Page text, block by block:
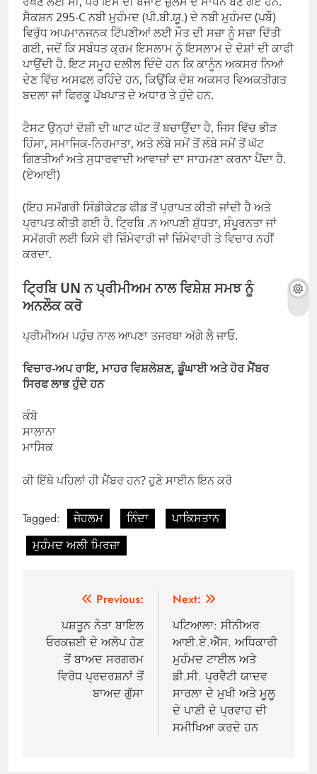
ਸੈਕਸ਼ਨ 295-C ਨਬੀ ਮੁਹੰਮਦ (ਪੀ.ਬੀ.ਯੂ.) ਦੇ ਨਬੀ ਮੁਹੰਮਦ (ਪਬੌ)
ਵਿਰੁੱਧ ਅਪਮਾਨਜਨਕ ਟਿੱਪਣੀਆਂ ਲਈ ਮੌਤ ਦੀ ਸਜ਼ਾ ਨੂੰ ਸਜ਼ਾ ਦਿੱਤੀ
ਗਈ, ਜਦੋਂ ਕਿ ਸਬੰਧਤ ਕ੍ਰਮ ਇਸਲਾਮ ਨੂੰ ਇਸਲਾਮ ਦੇ ਦੋਸ਼ਾਂ ਦੀ ਕਾਫੀ
ਪਾਉਂਦੀ ਹੈ. ਇਟ ਸਮੂਹ ਦਲੀਲ ਦਿੰਦੇ ਹਨ ਕਿ ਕਾਨੂੰਨ ਅਕਸਰ ਨਿਆਂ
ਦੇਣ ਵਿੱਚ ਅਸਫਲ ਰਹਿੰਦੇ ਹਨ, ਕਿਉਂਕਿ ਦੋਸ਼ ਅਕਸਰ ਵਿਅਕਤੀਗਤ
ਬਦਲਾ ਜਾਂ ਫਿਰਕੂ ਪੱਖਪਾਤ ਦੇ ਅਧਾਰ ਤੇ ਹੁੰਦੇ ਹਨ.
ਟੈਸਟ ਉਨ੍ਹਾਂ ਦੋਸ਼ੀ ਦੀ ਘਾਟ ਘੱਟ ਤੋਂ ਬਚਾਉਂਦਾ ਹੈ, ਜਿਸ ਵਿੱਚ ਭੀੜ
ਹਿੰਸਾ, ਸਮਾਜਿਕ-ਨਿਰਮਾਤਾ, ਅਤੇ ਲੰਬੇ ਸਮੇਂ ਤੋਂ ਲੰਬੇ ਸਮੇਂ ਤੋਂ ਘੱਟ
ਗਿਣਤੀਆਂ ਅਤੇ ਸੁਧਾਰਵਾਦੀ ਆਵਾਜ਼ਾਂ ਦਾ ਸਾਹਮਣਾ ਕਰਨਾ ਪੈਂਦਾ ਹੈ.
(ਏਆਈ)
(ਇਹ ਸਮੱਗਰੀ ਸਿੰਡੀਕੇਟਡ ਫੀਡ ਤੋਂ ਪ੍ਰਾਪਤ ਕੀਤੀ ਜਾਂਦੀ ਹੈ ਅਤੇ
ਪ੍ਰਾਪਤ ਕੀਤੀ ਗਈ ਹੈ. ਟ੍ਰਿਬਿ .ਨ ਆਪਣੀ ਸ਼ੁੱਧਤਾ, ਸੰਪੂਰਨਤਾ ਜਾਂ
ਸਮੱਗਰੀ ਲਈ ਕਿਸੇ ਵੀ ਜ਼ਿੰਮੇਵਾਰੀ ਜਾਂ ਜ਼ਿੰਮੇਵਾਰੀ ਤੇ ਵਿਚਾਰ ਨਹੀਂ
ਕਰਦਾ.
ਟ੍ਰਿਬਿ UN ਨ ਪ੍ਰੀਮੀਅਮ ਨਾਲ ਵਿਸ਼ੇਸ਼ ਸਮਝ ਨੂੰ
ਅਨਲੌਕ ਕਰੋ
ਪ੍ਰੀਮੀਅਮ ਪਹੁੰਚ ਨਾਲ ਆਪਣਾ ਤਜਰਬਾ ਅੱਗੇ ਲੈ ਜਾਓ.
ਵਿਚਾਰ-ਅਪ ਰਾਇ, ਮਾਹਰ ਵਿਸ਼ਲੇਸ਼ਣ, ਡੂੰਘਾਈ ਅਤੇ ਹੋਰ ਮੈਂਬਰ
ਸਿਰਫ ਲਾਭ ਹੁੰਦੇ ਹਨ
ਕੰਬੋ
ਸਾਲਾਨਾ
ਮਾਸਿਕ
ਕੀ ਇੱਥੇ ਪਹਿਲਾਂ ਹੀ ਮੈਂਬਰ ਹਨ? ਹੁਣੇ ਸਾਈਨ ਇਨ ਕਰੋ
Tagged: ਜੇਹਲਮ ਨਿੰਦਾ
ਪਾਕਿਸਤਾਨ
ਮੁਹੰਮਦ ਅਲੀ ਮਿਰਜ਼ਾ
navigation
Previous:
ਪਸ਼ਤੂਨ ਨੇਤਾ ਬਾਇਲ
ਓਰਕਜ਼ਈ ਦੇ ਅਲੋਪ ਹੋਣ
ਤੋਂ ਬਾਅਦ ਸਰਗਰਮ
ਵਿਰੋਧ ਪ੍ਰਦਰਸ਼ਨਾਂ ਤੋਂ
ਬਾਅਦ ਗੁੱਸਾ
Next:
ਪਟਿਆਲਾ: ਸੀਨੀਅਰ
ਆਈ.ਏ.ਐੱਸ. ਅਧਿਕਾਰੀ
ਮੁਹੰਮਦ ਟਾਈਲ ਅਤੇ
ਡੀ.ਸੀ. ਪ੍ਰਵੈਟੀ ਯਾਦਵ
ਸਾਰਲਾ ਦੇ ਮੁਖੀ ਅਤੇ ਮੂਲੂ
ਦੇ ਪਾਣੀ ਦੇ ਪ੍ਰਵਾਹ ਦੀ
ਸਮੀਖਿਆ ਕਰਦੇ ਹਨ